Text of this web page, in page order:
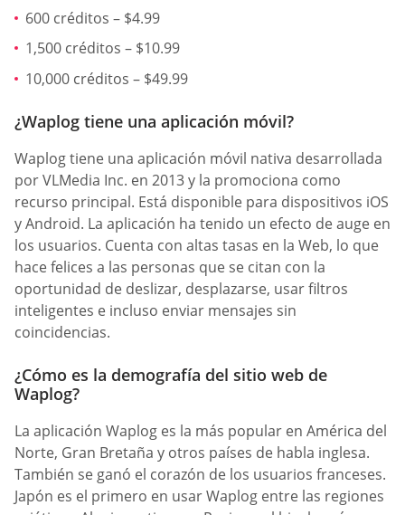
600 créditos – $4.99
1,500 créditos – $10.99
10,000 créditos – $49.99
¿Waplog tiene una aplicación móvil?
Waplog tiene una aplicación móvil nativa desarrollada
por VLMedia Inc. en 2013 y la promociona como
recurso principal. Está disponible para dispositivos iOS
y Android. La aplicación ha tenido un efecto de auge en
los usuarios. Cuenta con altas tasas en la Web, lo que
hace felices a las personas que se citan con la
oportunidad de deslizar, desplazarse, usar filtros
inteligentes e incluso enviar mensajes sin
coincidencias.
¿Cómo es la demografía del sitio web de
Waplog?
La aplicación Waplog es la más popular en América del
Norte, Gran Bretaña y otros países de habla inglesa.
También se ganó el corazón de los usuarios franceses.
Japón es el primero en usar Waplog entre las regiones